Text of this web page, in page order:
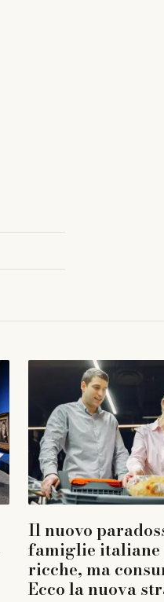
Il nuovo
famiglie
ricche, ma
Ecco la nuova